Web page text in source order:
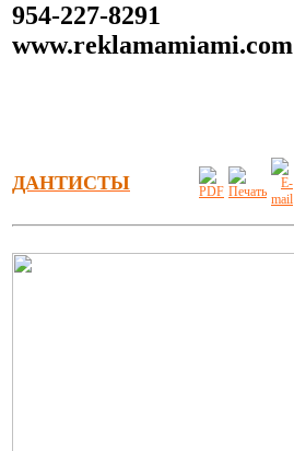
954-227-8291
www.reklamamiami.com
ДАНТИСТЫ